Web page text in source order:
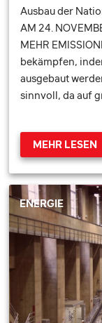
Ausbau der
AM 24.
MEHR
bekämpfen,
ausgebaut
sinnvoll, da auf
MEHR LESEN
ENERGIE